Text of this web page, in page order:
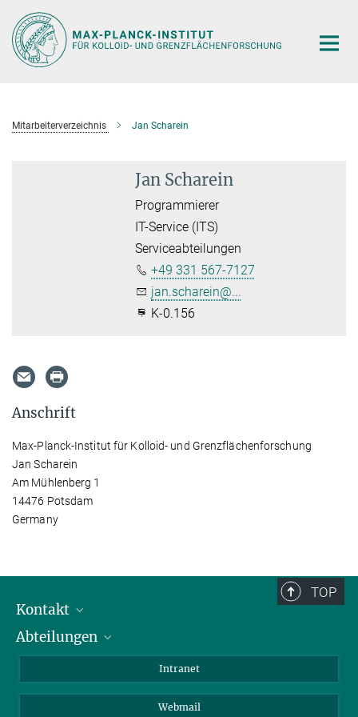
Hauptinhalt
Mitarbeiterverzeichnis Jan Scharein
Jan Scharein
Programmierer
IT-Service (ITS)
Serviceabteilungen
+49 331 567-7127
jan.scharein@...
K-0.156
Anschrift
Max-Planck-Institut für Kolloid- und Grenzflächenforschung
Jan Scharein
Am Mühlenberg 1
14476 Potsdam
Germany
TOP
Kontakt
Mitarbeiterverzeichnis
Abteilungen
Intranet
Webmail